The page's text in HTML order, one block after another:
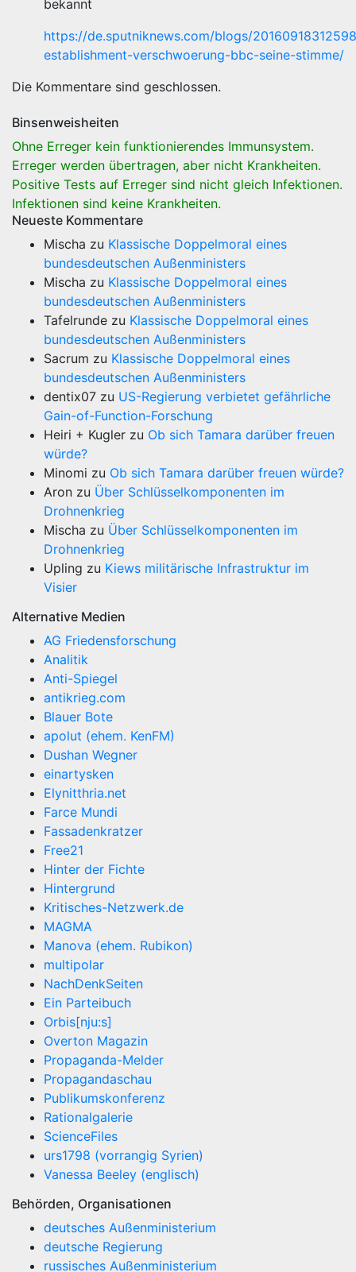
bekannt
https://de.sputniknews.com/blogs/
establishment-verschwoerung-bbc-seine-stimme/
Die Kommentare sind geschlossen.
Binsenweisheiten
Ohne Erreger kein funktionierendes Immunsystem.
Erreger werden übertragen, aber nicht Krankheiten.
Positive Tests auf Erreger sind nicht gleich Infektionen.
Infektionen sind keine Krankheiten.
Neueste Kommentare
Mischa zu Klassische Doppelmoral eines
bundesdeutschen Außenministers
Mischa zu Klassische Doppelmoral eines
bundesdeutschen Außenministers
Tafelrunde zu Klassische Doppelmoral eines
bundesdeutschen Außenministers
Sacrum zu Klassische Doppelmoral eines
bundesdeutschen Außenministers
dentix07 zu US-Regierung verbietet gefährliche
Gain-of-Function-Forschung
Heiri + Kugler zu Ob sich Tamara darüber freuen
würde?
Minomi zu Ob sich Tamara darüber freuen würde?
Aron zu Über Schlüsselkomponenten im
Drohnenkrieg
Mischa zu Über Schlüsselkomponenten im
Drohnenkrieg
Upling zu Kiews militärische Infrastruktur im
Visier
Alternative Medien
AG Friedensforschung
Analitik
Anti-Spiegel
antikrieg.com
Blauer Bote
apolut (ehem. KenFM)
Dushan Wegner
einartysken
Elynitthria.net
Farce Mundi
Fassadenkratzer
Free21
Hinter der Fichte
Hintergrund
Kritisches-Netzwerk.de
MAGMA
Manova (ehem. Rubikon)
multipolar
NachDenkSeiten
Ein Parteibuch
Orbis[nju:s]
Overton Magazin
Propaganda-Melder
Propagandaschau
Publikumskonferenz
Rationalgalerie
ScienceFiles
urs1798 (vorrangig Syrien)
Vanessa Beeley (englisch)
Behörden, Organisationen
deutsches Außenministerium
deutsche Regierung
russisches Außenministerium